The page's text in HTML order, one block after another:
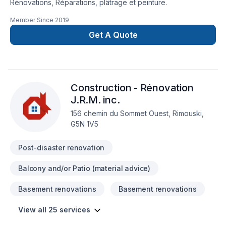
Rénovations, Réparations, plâtrage et peinture.
Member Since 2019
Get A Quote
Construction - Rénovation
J.R.M. inc.
156 chemin du Sommet Ouest, Rimouski,
G5N 1V5
Post-disaster renovation
Balcony and/or Patio (material advice)
Basement renovations Basement renovations
View all 25 services